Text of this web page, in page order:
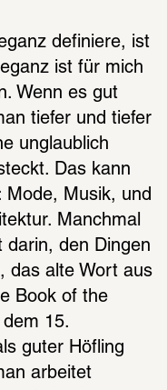
definiere, ist
ist für mich
Wenn es gut
tiefer und tiefer
unglaublich
Das kann
Mode, Musik, und
Manchmal
darin, den Dingen
das alte Wort aus
Book of the
15.
guter Höfling
arbeitet